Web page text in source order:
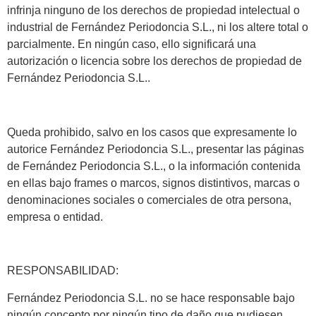
infrinja ninguno de los derechos de propiedad intelectual o
industrial de Fernández Periodoncia S.L., ni los altere total o
parcialmente. En ningún caso, ello significará una
autorización o licencia sobre los derechos de propiedad de
Fernández Periodoncia S.L..
Queda prohibido, salvo en los casos que expresamente lo
autorice Fernández Periodoncia S.L., presentar las páginas
de Fernández Periodoncia S.L., o la información contenida
en ellas bajo frames o marcos, signos distintivos, marcas o
denominaciones sociales o comerciales de otra persona,
empresa o entidad.
RESPONSABILIDAD:
Fernández Periodoncia S.L. no se hace responsable bajo